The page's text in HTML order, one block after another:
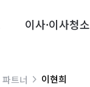
이사·이사청소
트너 이현희